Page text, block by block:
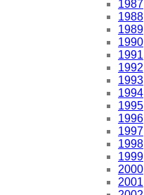
1987
1988
1989
1990
1991
1992
1993
1994
1995
1996
1997
1998
1999
2000
2001